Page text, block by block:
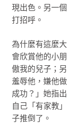
現出色。另一
打招呼。
為什麼有這麼
會欣賞他的小
傲我的兒子；
羞辱他，嫌他
成功？」她指
自己「有家教
子推倒了。